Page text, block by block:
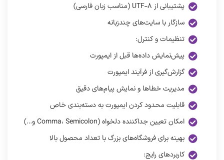
پشتیبانی از UTF-۸ (مناسب زبان فارسی)
سازگار با سایت‌های چندزبانه
تنظیمات و کنترل:
پیش‌نمایش داده‌ها قبل از ایمپورت
گزارش‌گیری از فرآیند ایمپورت
مدیریت خطاها و نمایش پیام‌های دقیق
قابلیت محدود کردن ایمپورت به دسته‌بندی خاص
امکان تعیین جداکننده دلخواه (Comma، Semicolon و…)
بهینه برای فروشگاه‌های بزرگ با تعداد محصول بالا
کاربردهای رایج: